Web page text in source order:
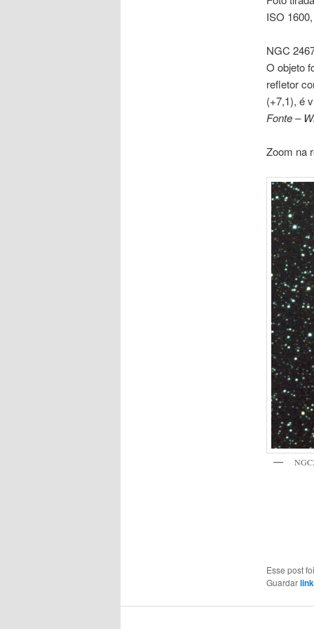
ISO
NGC
O objeto
refletor
(+7,1), é
Fonte –
Zoom na
Esse post
Guardar